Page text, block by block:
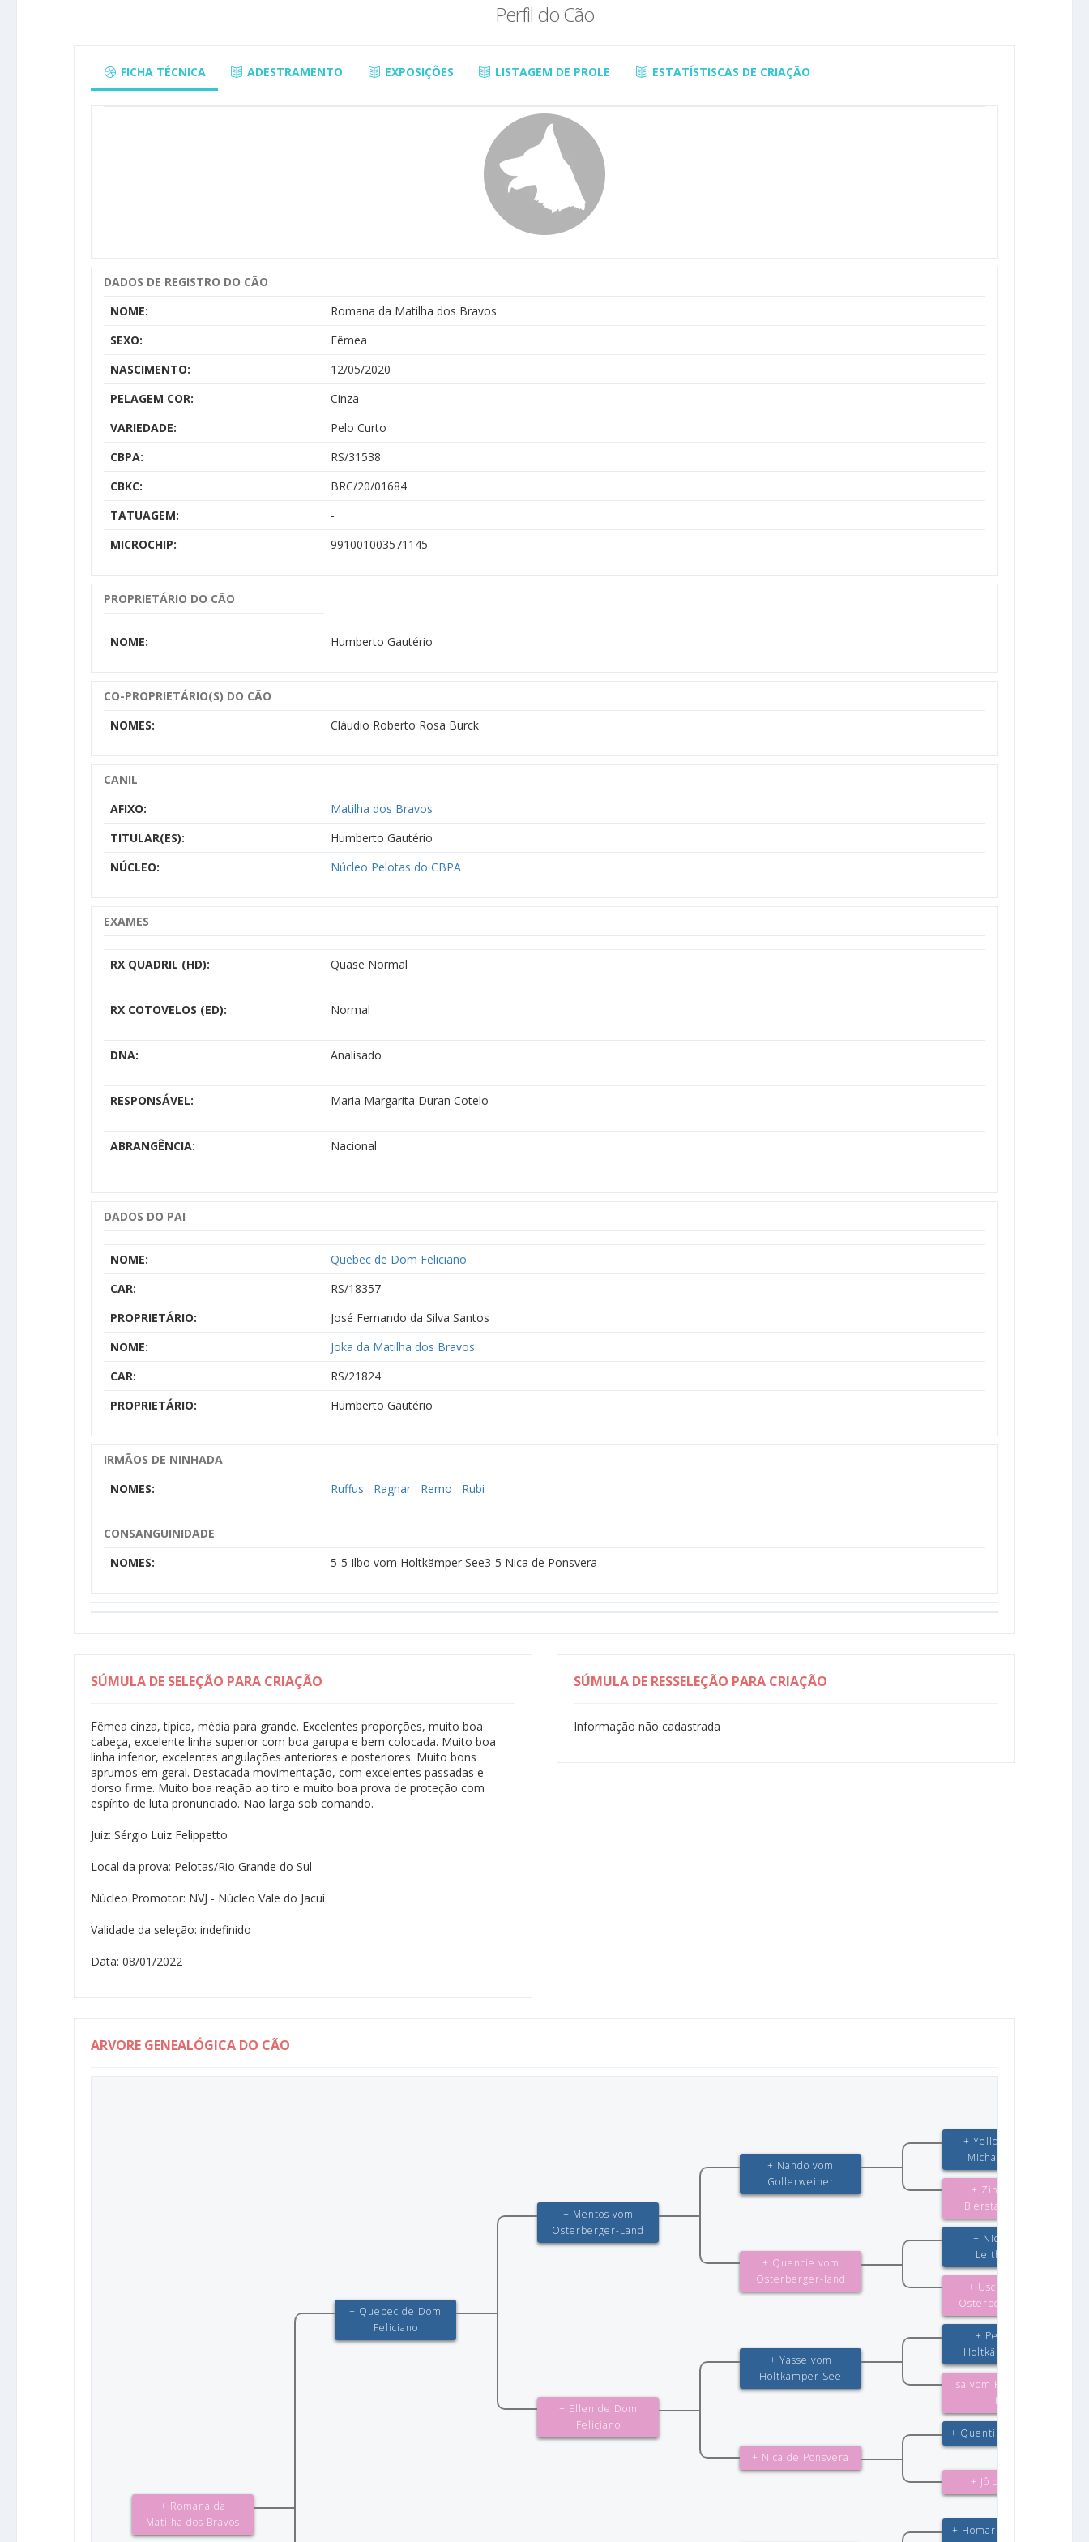
Perfil do Cão
FICHA TÉCNICA ADESTRAMENTO EXPOSIÇÕES LISTAGEM DE PROLE ESTATÍSTISCAS DE CRIAÇÃO
DADOS DE REGISTRO DO CÃO
NOME:
Romana da Matilha dos Bravos
SEXO:
Fêmea
NASCIMENTO:
12/05/2020
PELAGEM COR:
Cinza
VARIEDADE:
Pelo Curto
CBPA:
RS/31538
CBKC:
BRC/20/01684
TATUAGEM:
-
MICROCHIP:
991001003571145
PROPRIETÁRIO DO CÃO
NOME: Humberto Gautério
CO-PROPRIETÁRIO(S) DO CÃO
NOMES:
Cláudio Roberto Rosa Burck
CANIL
AFIXO:
Matilha dos Bravos
TITULAR(ES):
Humberto Gautério
NÚCLEO:
Núcleo Pelotas do CBPA
EXAMES
RX QUADRIL (HD): Quase Normal
RX COTOVELOS (ED): Normal
DNA: Analisado
RESPONSÁVEL: Maria Margarita Duran Cotelo
ABRANGÊNCIA: Nacional
DADOS DO PAI
NOME:
Quebec de Dom Feliciano
CAR:
RS/18357
PROPRIETÁRIO:
José Fernando da Silva Santos
NOME:
Joka da Matilha dos Bravos
CAR:
RS/21824
PROPRIETÁRIO:
Humberto Gautério
IRMÃOS DE NINHADA
NOMES:
Ruffus Ragnar Remo Rubi
CONSANGUINIDADE
NOMES:
5-5 Ilbo vom Holtkämper See3-5 Nica de Ponsvera
SÚMULA DE SELEÇÃO PARA CRIAÇÃO
Fêmea cinza, típica, média para grande. Excelentes proporções, muito boa
cabeça, excelente linha superior com boa garupa e bem colocada. Muito boa
linha inferior, excelentes angulações anteriores e posteriores. Muito bons
aprumos em geral. Destacada movimentação, com excelentes passadas e
dorso firme. Muito boa reação ao tiro e muito boa prova de proteção com
espírito de luta pronunciado. Não larga sob comando.
Juiz: Sérgio Luiz Felippetto
Local da prova: Pelotas/Rio Grande do Sul
Núcleo Promotor: NVJ - Núcleo Vale do Jacuí
Validade da seleção: indefinido
Data: 08/01/2022
SÚMULA DE RESSELEÇÃO PARA CRIAÇÃO
Informação não cadastrada
ARVORE GENEALÓGICA DO CÃO
+ Romana da
Matilha dos Bravos
+ Quebec de Dom
Feliciano
+ Mentos vom
Osterberger-Land
+ Nando vom
Gollerweiher
+ Yello vom St.-
Michaels-Berg
+ Zindy vom
Bierstadter Hof
+ Quencie vom
Osterberger-land
+ Nicos vom
Leithawald
+ Uschka vom
Osterberger-land
+ Ellen de Dom
Feliciano
+ Yasse vom
Holtkämper See
+ Peik vom
Holtkämper Hof
Isa vom Holtkämper
Hof
+ Nica de Ponsvera
+ Quentin von Arlett
+ Jô do Lyasá
+ Homar dei Colli di